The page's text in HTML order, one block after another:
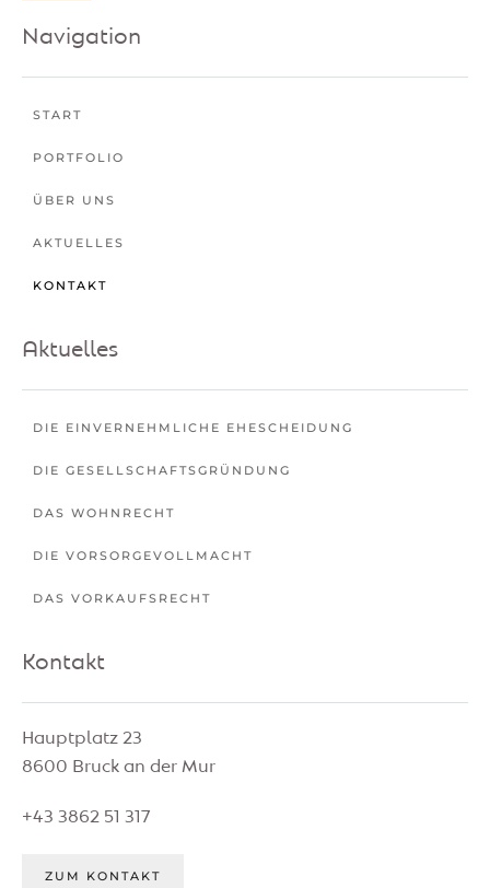
Navigation
START
PORTFOLIO
ÜBER UNS
AKTUELLES
KONTAKT
Aktuelles
DIE EINVERNEHMLICHE EHESCHEIDUNG
DIE GESELLSCHAFTSGRÜNDUNG
DAS WOHNRECHT
DIE VORSORGEVOLLMACHT
DAS VORKAUFSRECHT
Kontakt
Hauptplatz 23
8600 Bruck an der Mur
+43 3862 51 317
ZUM KONTAKT